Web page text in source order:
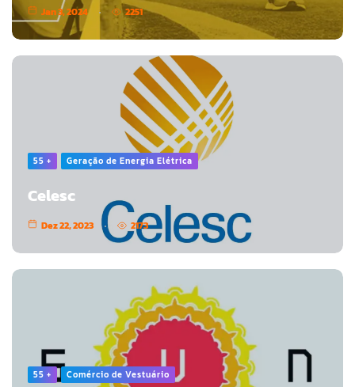
Jan 3, 2024 2251
55 + Geração de Energia Elétrica
Celesc
Dez 22, 2023 2173
55 + Comércio de Vestuário